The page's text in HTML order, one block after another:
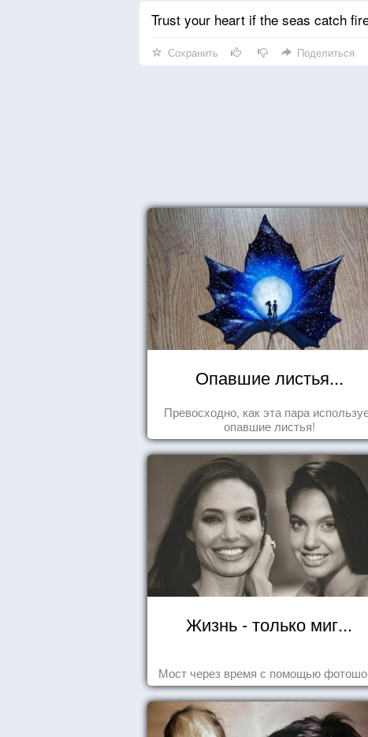
Trust your heart if the seas catch
Сохранить Поделиться
Опавшие листья...
Превосходно, как эта пара
опавшие листья!
Жизнь - только миг...
Мост через время с помощью